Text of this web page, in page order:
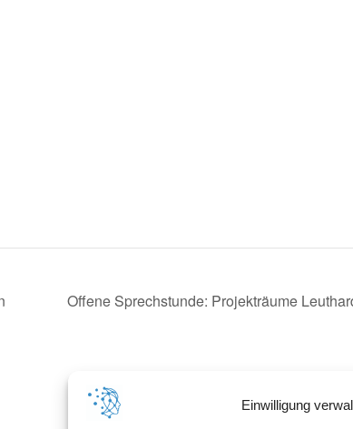
Einwilligung
Offene Sprechstunde: Projekträume
In Kooperation mit